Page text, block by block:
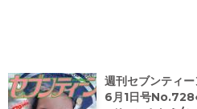
週刊セブンティ
6月1日号